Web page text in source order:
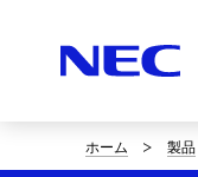
サ
ホーム 製品